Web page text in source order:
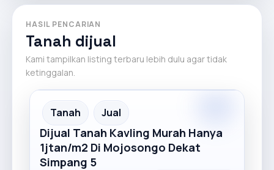
HASIL PENCARIAN
Tanah dijual
Kami tampilkan listing terbaru lebih dulu agar tidak
ketinggalan.
Tanah Jual
Dijual Tanah Kavling Murah Hanya
1jtan/m2 Di Mojosongo Dekat
Simpang 5